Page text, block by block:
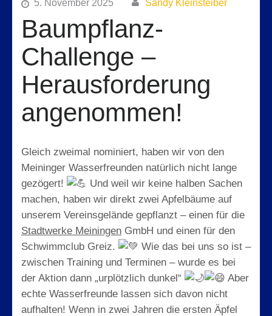
5. November 2025 Sandy Kleinsteiber
Baumpflanz-
Challenge –
Herausforderung
angenommen!
Gleich zweimal nominiert, haben wir von den
Meininger Wasserfreunden natürlich nicht lange
gezögert!
Und weil wir keine halben Sachen
machen, haben wir direkt zwei Apfelbäume auf
unserem Vereinsgelände gepflanzt – einen für die
Stadtwerke Meiningen GmbH und einen für den
Schwimmclub Greiz.
Wie das bei uns so ist –
zwischen Training und Terminen – wurde es bei
der Aktion dann „urplötzlich dunkel“
Aber
echte Wasserfreunde lassen sich davon nicht
aufhalten! Wenn in zwei Jahren die ersten Äpfel